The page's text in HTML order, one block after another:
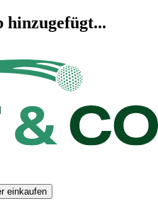
einkaufen